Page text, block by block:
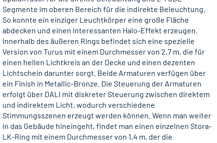
Segmente im oberen Bereich für die indirekte Beleuchtung.
So konnte ein einziger Leuchtkörper eine große Fläche
abdecken und einen interessanten Halo-Effekt erzeugen.
Innerhalb des äußeren Rings befindet sich eine spezielle
Version von Turus mit einem Durchmesser von 2,7 m, die für
einen hellen Lichtkreis an der Decke und einen dezenten
Lichtschein darunter sorgt. Beide Armaturen verfügen über
ein Finish in Metallic-Bronze. Die Steuerung der Armaturen
erfolgt über DALI mit diskreter Steuerung zwischen direktem
und indirektem Licht, wodurch verschiedene
Stimmungsszenen erzeugt werden können. Wenn man weiter
in das Gebäude hineingeht, findet man einen einzelnen Stora-
LK-Ring mit einem Durchmesser von 1,4 m, der die